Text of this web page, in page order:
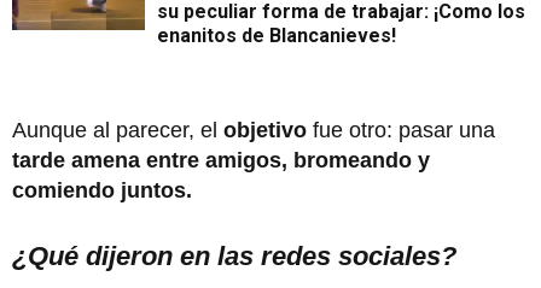
su peculiar forma de trabajar: ¡Como los
enanitos de Blancanieves!
Aunque al parecer, el objetivo fue otro: pasar una
tarde amena entre amigos, bromeando y
comiendo juntos.
¿Qué dijeron en las redes sociales?